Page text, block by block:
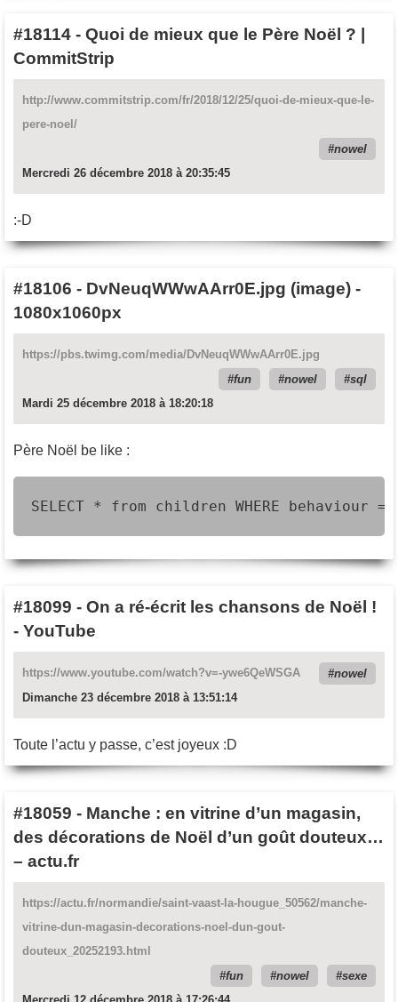
#18114 - Quoi de mieux que le Père Noël ? |
CommitStrip
http://www.commitstrip.com/fr/2018/12/25/quoi-de-mieux-que-le-
pere-noel/
nowel
Mercredi 26 décembre 2018 à 20:35:45
:-D
#18106 - DvNeuqWWwAArr0E.jpg (image) -
1080x1060px
https://pbs.twimg.com/media/DvNeuqWWwAArr0E.jpg
fun
nowel
sql
Mardi 25 décembre 2018 à 18:20:18
Père Noël be like :
SELECT * from children WHERE behaviour
#18099 - On a ré-écrit les chansons de Noël !
- YouTube
https://www.youtube.com/watch?v=-ywe6QeWSGA
nowel
Dimanche 23 décembre 2018 à 13:51:14
Toute l’actu y passe, c’est joyeux :D
#18059 - Manche : en vitrine d’un magasin,
des décorations de Noël d’un goût douteux…
– actu.fr
https://actu.fr/normandie/saint-vaast-la-hougue_50562/manche-
vitrine-dun-magasin-decorations-noel-dun-gout-
douteux_20252193.html
fun
nowel
sexe